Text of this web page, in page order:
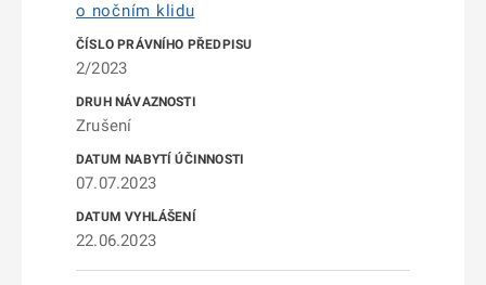
o nočním klidu
2/2023
Zrušení
07.07.2023
22.06.2023